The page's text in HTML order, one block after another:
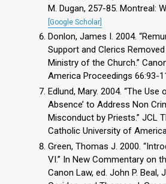
M. Dugan, 257-85. Montreal:
[Google Scholar]
Donlon, James I. 2004.
Support and Clerics
Ministry of the Church.”
America Proceedings 66:93-
Edlund, Mary. 2004. “The Use
Absence’ to Address Non
Misconduct by Priests.” JCL
Catholic University of
Green, Thomas J. 2000.
VI.” In New Commentary on
Canon Law, ed. John P. Beal,